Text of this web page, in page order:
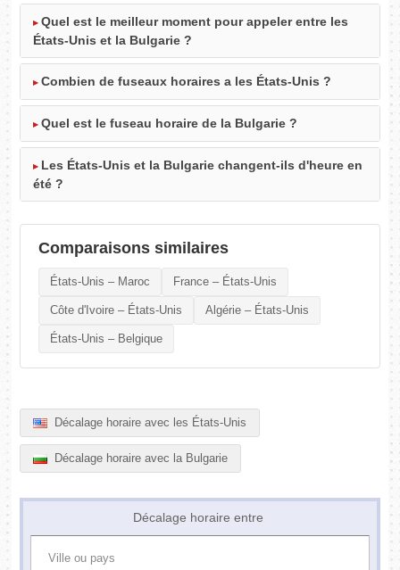
Quel est le meilleur moment pour appeler entre les
États-Unis et la Bulgarie ?
Combien de fuseaux horaires a les États-Unis ?
Quel est le fuseau horaire de la Bulgarie ?
Les États-Unis et la Bulgarie changent-ils d'heure en
été ?
Comparaisons similaires
États-Unis – Maroc France – États-Unis
Côte d'Ivoire – États-Unis Algérie – États-Unis
États-Unis – Belgique
Décalage horaire avec les États-Unis
Décalage horaire avec la Bulgarie
Décalage horaire entre